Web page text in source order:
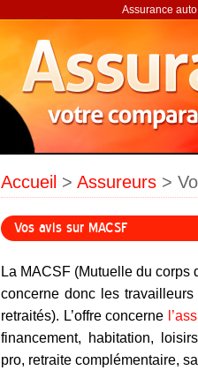
Assurance
Accueil > Assureurs >
Vos avis sur MACSF
La MACSF (Mutuelle du corps
concerne donc les
retraités). L’offre concerne
financement, habitation,
pro, retraite complémentaire,